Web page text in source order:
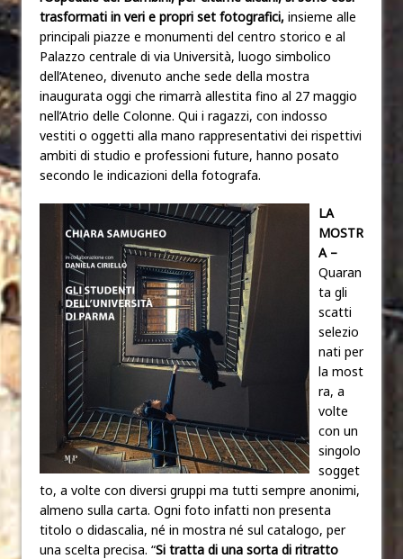
trasformati in veri e propri set fotografici, insieme alle
principali piazze e monumenti del centro storico e al
Palazzo centrale di via Università, luogo simbolico
dell’Ateneo, divenuto anche sede della mostra
inaugurata oggi che rimarrà allestita fino al 27 maggio
nell’Atrio delle Colonne. Qui i ragazzi, con indosso
vestiti o oggetti alla mano rappresentativi dei rispettivi
ambiti di studio e professioni future, hanno posato
secondo le indicazioni della fotografa.
LA
MOSTR
A –
Quaran
ta gli
scatti
selezio
nati per
la most
ra, a
volte
con un
singolo
sogget
to, a volte con diversi gruppi ma tutti sempre anonimi,
almeno sulla carta. Ogni foto infatti non presenta
titolo o didascalia, né in mostra né sul catalogo, per
una scelta precisa. “Si tratta di una sorta di ritratto